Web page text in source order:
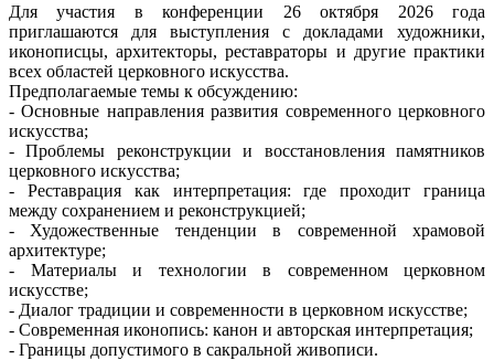
Для участия в конференции 26 октября 2026 года
приглашаются для выступления с докладами художники,
иконописцы, архитекторы, реставраторы и другие практики
всех областей церковного искусства.
Предполагаемые темы к обсуждению:
- Основные направления развития современного церковного
искусства;
- Проблемы реконструкции и восстановления памятников
церковного искусства;
- Реставрация как интерпретация: где проходит граница
между сохранением и реконструкцией;
- Художественные тенденции в современной храмовой
архитектуре;
- Материалы и технологии в современном церковном
искусстве;
- Диалог традиции и современности в церковном искусстве;
- Современная иконопись: канон и авторская интерпретация;
- Границы допустимого в сакральной живописи.